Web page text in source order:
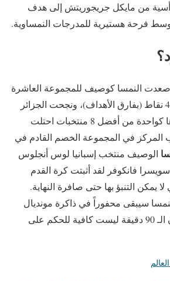
من مايكل جريجوريتش إلى هدف
صعدت النمسا كوصيف للمجموعة العاشرة
خلف الأرجنتين برصيد 4 نقاط (بفارق الأهداف)، ونجحت الجزائر
بدورها في حجز مقعدها كواحدة من أفضل 8 منتخبات احتلت
المركز في المجموعة الخصم القادم في
الوصيف منتخب إسبانيا لوس أنجلوس
فانكوفر لقد أثبتت كرة القدم
لا يمكن التنبؤ بها حتى صافرة النهاية.
سيبقى محفوراً في ذاكرة مونديال
2026 كدرس عملي بأن الـ 90 دقيقة ليست كافية للحكم على